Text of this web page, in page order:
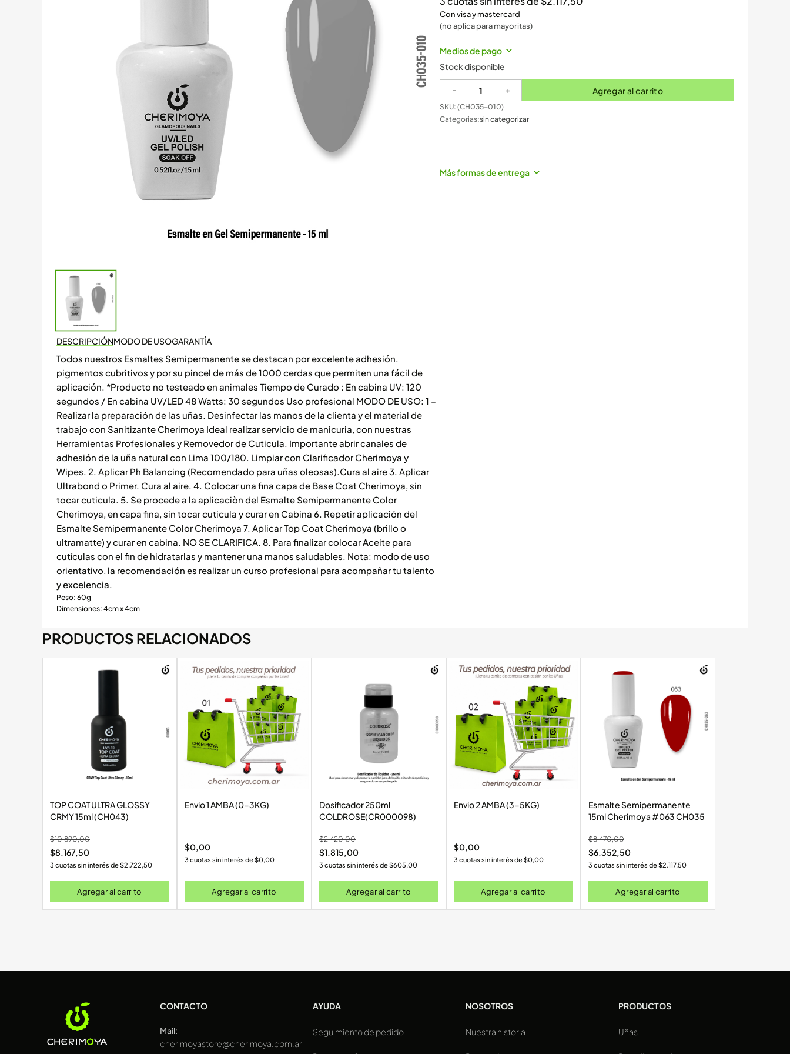
DESCRIPCIÓNMODO DE USOGARANTÍA
Todos nuestros Esmaltes Semipermanente se destacan por excelente adhesión,
pigmentos cubritivos y por su pincel de más de 1000 cerdas que permiten una fácil de
aplicación. *Producto no testeado en animales Tiempo de Curado : En cabina UV: 120
segundos / En cabina UV/LED 48 Watts: 30 segundos Uso profesional MODO DE USO: 1 –
Realizar la preparación de las uñas. Desinfectar las manos de la clienta y el material de
trabajo con Sanitizante Cherimoya Ideal realizar servicio de manicuria, con nuestras
Herramientas Profesionales y Removedor de Cuticula. Importante abrir canales de
adhesión de la uña natural con Lima 100/180. Limpiar con Clarificador Cherimoya y
Wipes. 2. Aplicar Ph Balancing (Recomendado para uñas oleosas).Cura al aire 3. Aplicar
Ultrabond o Primer. Cura al aire. 4. Colocar una fina capa de Base Coat Cherimoya, sin
tocar cuticula. 5. Se procede a la aplicaciòn del Esmalte Semipermanente Color
Cherimoya, en capa fina, sin tocar cuticula y curar en Cabina 6. Repetir aplicación del
Esmalte Semipermanente Color Cherimoya 7. Aplicar Top Coat Cherimoya (brillo o
ultramatte) y curar en cabina. NO SE CLARIFICA. 8. Para finalizar colocar Aceite para
cutículas con el fin de hidratarlas y mantener una manos saludables. Nota: modo de uso
orientativo, la recomendación es realizar un curso profesional para acompañar tu talento
y excelencia.
Peso: 60g
Dimensiones: 4cm x 4cm
Con visa y mastercard
(no aplica para mayoritas)
Medios de pago
Stock disponible
- + Agregar al carrito
SKU: (CH035-010)
Categorias:sin categorizar
Más formas de entrega
PRODUCTOS RELACIONADOS
TOP COAT ULTRA GLOSSY
CRMY 15ml (CH043)
$10.890,00
$8.167,50
3 cuotas sin interés de $2.722,50
Agregar al carrito
Envio 1 AMBA (0-3KG)
$0,00
3 cuotas sin interés de $0,00
Agregar al carrito
Dosificador 250ml
COLDROSE(CR000098)
$2.420,00
$1.815,00
3 cuotas sin interés de $605,00
Agregar al carrito
Envio 2 AMBA (3-5KG)
$0,00
3 cuotas sin interés de $0,00
Agregar al carrito
Esmalte Semipermanente
15ml Cherimoya #063 CH035
$8.470,00
$6.352,50
3 cuotas sin interés de $2.117,50
Agregar al carrito
CONTACTO
Mail:
cherimoyastore@cherimoya.com.ar
AYUDA
Seguimiento de pedido
NOSOTROS
Nuestra historia
PRODUCTOS
Uñas